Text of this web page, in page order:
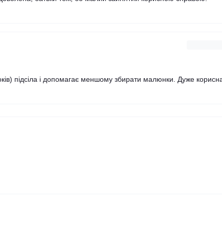
підсіла і допомагає меншому збирати малюнки. Дуже